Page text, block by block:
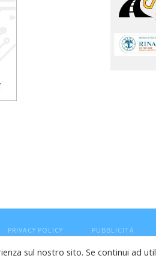
PRIVACY POLICY PUBBLICITÀ
Cod.Fisc VTLRFL77B02L500Y
sul nostro sito. Se continui ad